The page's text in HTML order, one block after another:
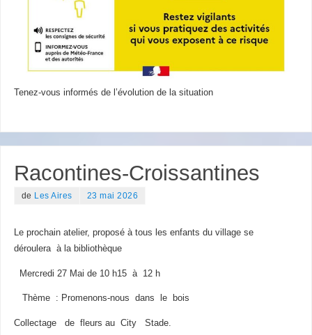
Tenez-vous informés de l’évolution de la situation
Racontines-Croissantines
de Les Aires 23 mai 2026
Le prochain atelier, proposé à tous les enfants du village se
déroulera à la bibliothèque
Mercredi 27 Mai de 10 h15 à 12 h
Thème : Promenons-nous dans le bois
Collectage de fleurs au City Stade.